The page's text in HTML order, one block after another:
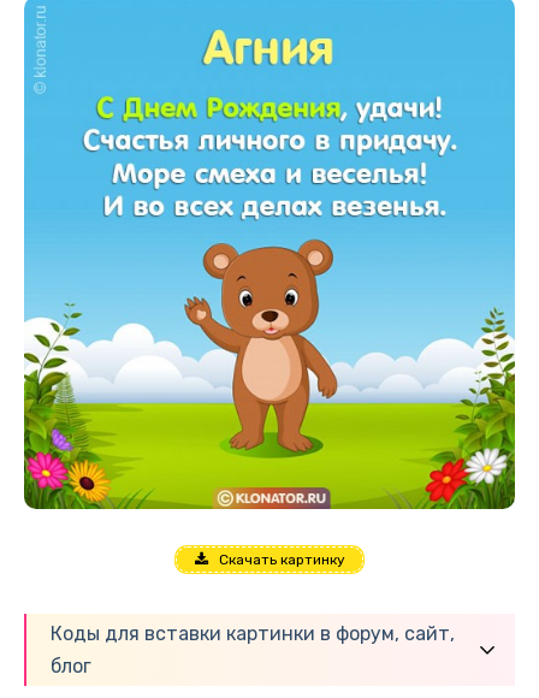
Скачать картинку
Коды для вставки картинки в форум, сайт,
блог